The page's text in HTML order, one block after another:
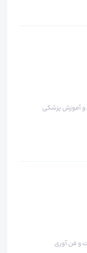
و آموزش پزشکی
و فن آوری